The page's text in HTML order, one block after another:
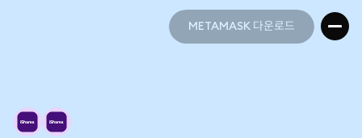
METAMASK 다운로드